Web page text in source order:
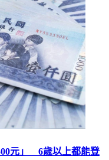
元」 6歲以上都能登